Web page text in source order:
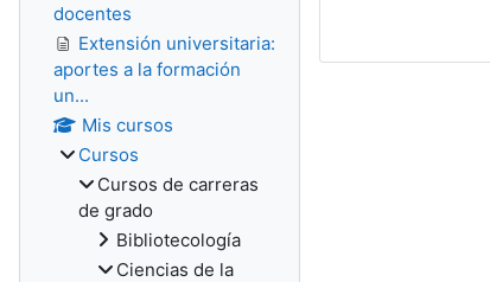
docentes
Extensión universitaria:
aportes a la formación
un...
Mis cursos
Cursos
Cursos de carreras
de grado
Bibliotecología
Ciencias de la